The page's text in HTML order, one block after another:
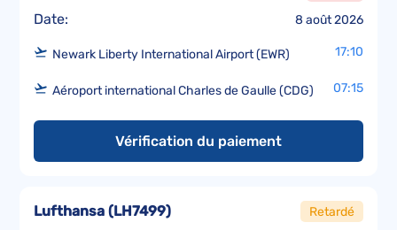
Date: 8 août 2026
Newark Liberty International Airport (EWR) 17:10
Aéroport international Charles de Gaulle (CDG) 07:15
Vérification du paiement
Lufthansa (LH7499) Retardé